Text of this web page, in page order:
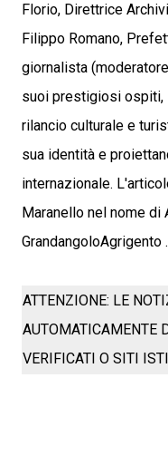
Florio, Direttrice
Filippo Romano,
giornalista
suoi prestigiosi ospiti,
rilancio culturale e
sua identità e
internazionale.
Maranello nel nome di
GrandangoloAgrigento .
ATTENZIONE: LE
AUTOMATICAMENTE
VERIFICATI O SITI